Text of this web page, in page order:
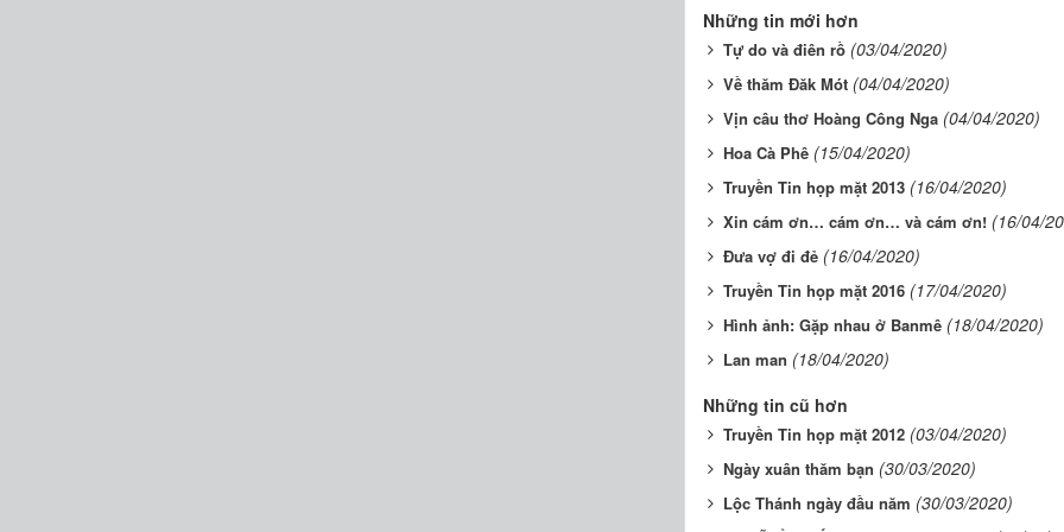
Những tin mới hơn
Tự do và điên rồ (03/04/2020)
Về thăm Đăk Mót (04/04/2020)
Vịn câu thơ Hoàng Công Nga (04/04/2020)
Hoa Cà Phê (15/04/2020)
Truyền Tin họp mặt 2013 (16/04/2020)
Xin cám ơn… cám ơn… và cám ơn! (16/04/
Đưa vợ đi đẻ (16/04/2020)
Truyền Tin họp mặt 2016 (17/04/2020)
Hình ảnh: Gặp nhau ở Banmê (18/04/2020)
Lan man (18/04/2020)
Những tin cũ hơn
Truyền Tin họp mặt 2012 (03/04/2020)
Ngày xuân thăm bạn (30/03/2020)
Lộc Thánh ngày đầu năm (30/03/2020)